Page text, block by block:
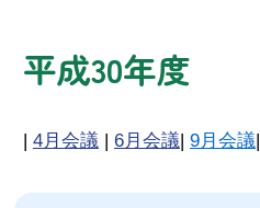
平成30年度
| 4月会議| 6月会議| 9月会議|